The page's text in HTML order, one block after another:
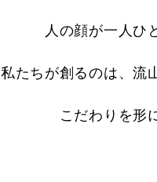
人の顔が一人ひ
私たちが創るのは、流
こだわりを形